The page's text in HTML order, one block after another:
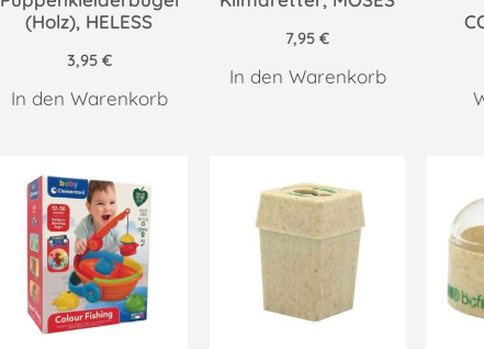
(Holz), HELESS
3,95 €
In den Warenkorb
7,95€
In den Warenkorb